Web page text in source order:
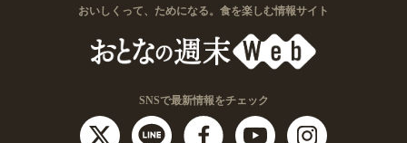
おいしくって、ためになる。食を楽しむ情報サイト
SNSで最新情報をチェック